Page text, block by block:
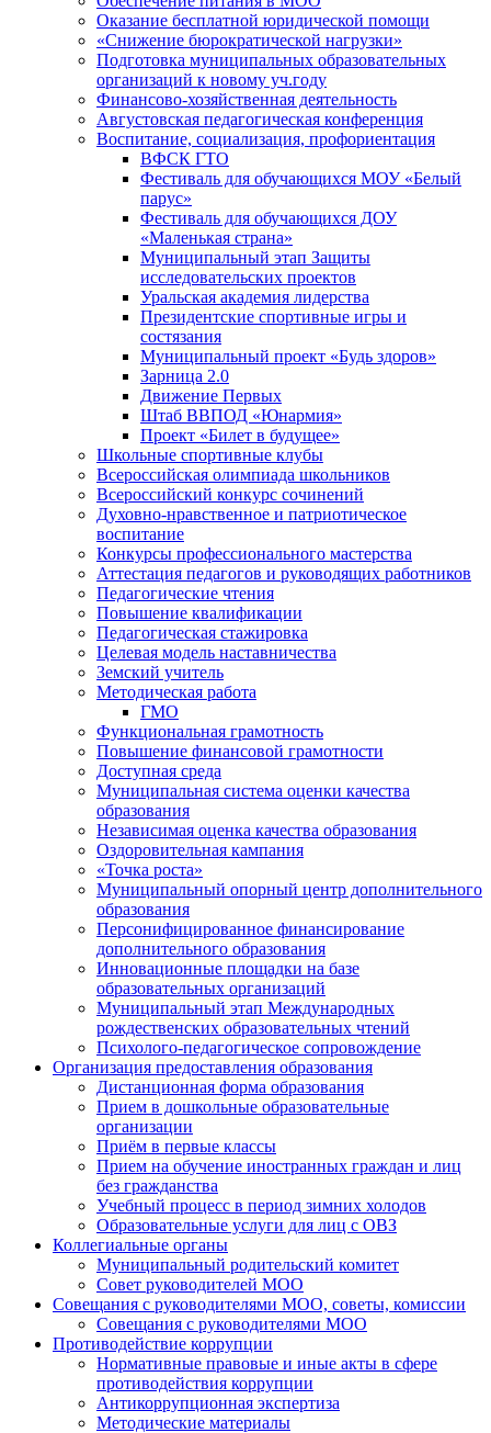
Оказание бесплатной юридической помощи
«Снижение бюрократической нагрузки»
Подготовка муниципальных образовательных
организаций к новому уч.году
Финансово-хозяйственная деятельность
Августовская педагогическая конференция
Воспитание, социализация, профориентация
ВФСК ГТО
Фестиваль для обучающихся МОУ «Белый
парус»
Фестиваль для обучающихся ДОУ
«Маленькая страна»
Муниципальный этап Защиты
исследовательских проектов
Уральская академия лидерства
Президентские спортивные игры и
состязания
Муниципальный проект «Будь здоров»
Зарница 2.0
Движение Первых
Штаб ВВПОД «Юнармия»
Проект «Билет в будущее»
Школьные спортивные клубы
Всероссийская олимпиада школьников
Всероссийский конкурс сочинений
Духовно-нравственное и патриотическое
воспитание
Конкурсы профессионального мастерства
Аттестация педагогов и руководящих работников
Педагогические чтения
Повышение квалификации
Педагогическая стажировка
Целевая модель наставничества
Земский учитель
Методическая работа
ГМО
Функциональная грамотность
Повышение финансовой грамотности
Доступная среда
Муниципальная система оценки качества
образования
Независимая оценка качества образования
Оздоровительная кампания
«Точка роста»
Муниципальный опорный центр дополнительного
образования
Персонифицированное финансирование
дополнительного образования
Инновационные площадки на базе
образовательных организаций
Муниципальный этап Международных
рождественских образовательных чтений
Психолого-педагогическое сопровождение
Организация предоставления образования
Дистанционная форма образования
Прием в дошкольные образовательные
организации
Приём в первые классы
Прием на обучение иностранных граждан и лиц
без гражданства
Учебный процесс в период зимних холодов
Образовательные услуги для лиц с ОВЗ
Коллегиальные органы
Муниципальный родительский комитет
Совет руководителей МОО
Совещания с руководителями МОО, советы, комиссии
Совещания с руководителями МОО
Противодействие коррупции
Нормативные правовые и иные акты в сфере
противодействия коррупции
Антикоррупционная экспертиза
Методические материалы